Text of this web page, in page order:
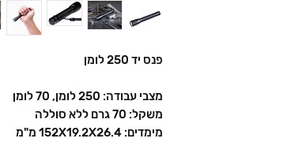
פנס יד 250 לומן
מצבי עבודה: 250 לומן, 70 לומן
משקל: 70 גרם ללא סוללה
מימדים: 152X19.2X26.4 מ"מ